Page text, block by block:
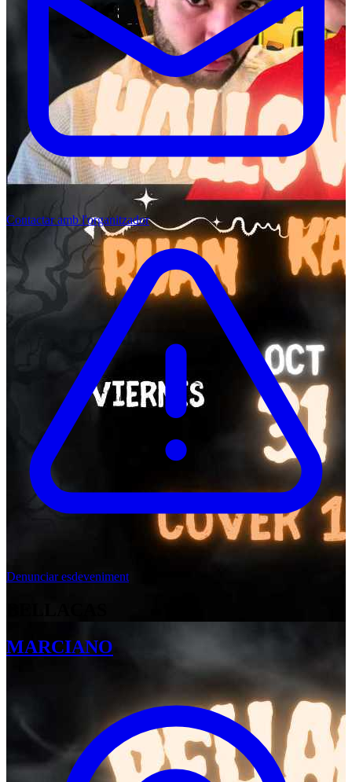
Contactar amb l'organitzador
Denunciar esdeveniment
MARCIANO